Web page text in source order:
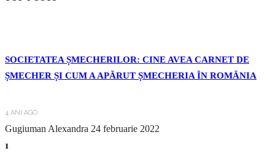
SOCIETATEA ȘMECHERILOR: CINE AVEA CARNET DE
ȘMECHER ȘI CUM A APĂRUT ȘMECHERIA ÎN ROMÂNIA
4 ANI AGO
Gugiuman Alexandra 24 februarie 2022
1